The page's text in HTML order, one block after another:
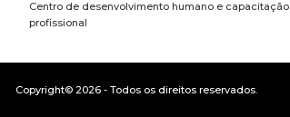
Centro de desenvolvimento humano e capacitação
profissional
Copyright© 2026 - Todos os direitos reservados.